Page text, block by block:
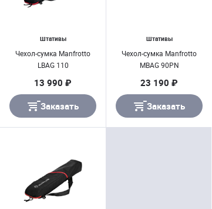
Штативы
Чехол-сумка Manfrotto
LBAG 110
13 990 ₽
Заказать
Штативы
Чехол-сумка Manfrotto
MBAG 90PN
23 190 ₽
Заказать